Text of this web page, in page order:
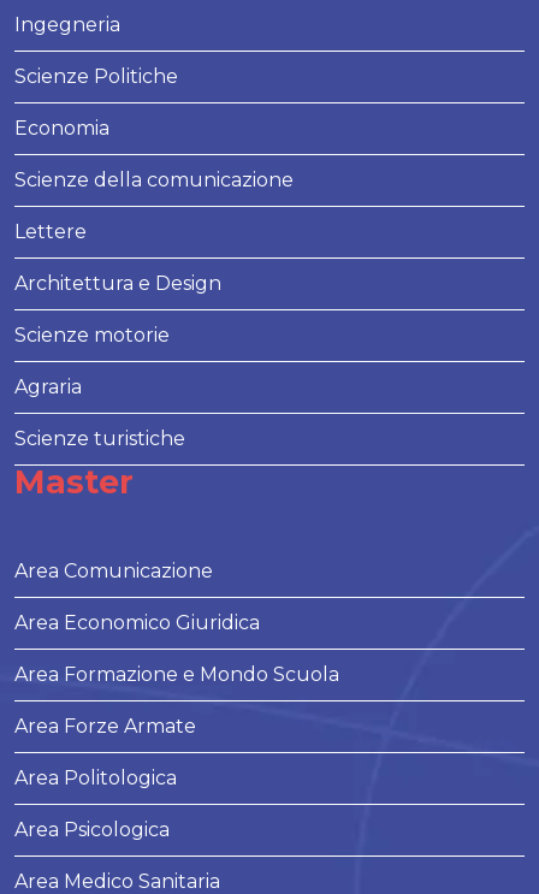
Ingegneria
Scienze Politiche
Economia
Scienze della comunicazione
Lettere
Architettura e Design
Scienze motorie
Agraria
Scienze turistiche
Master
Area Comunicazione
Area Economico Giuridica
Area Formazione e Mondo Scuola
Area Forze Armate
Area Politologica
Area Psicologica
Area Medico Sanitaria